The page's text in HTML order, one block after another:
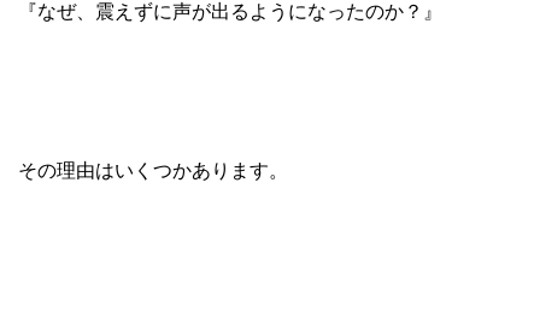
『なぜ、震えずに声が出るようになったのか？』
その理由はいくつかあります。